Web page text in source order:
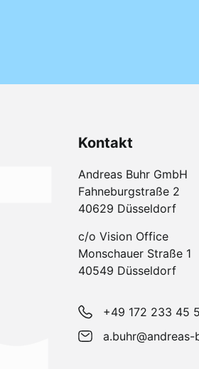
Kontakt
Andreas Buhr GmbH
Fahneburgstraße 2
40629 Düsseldorf
c/o Vision Office
Monschauer Straße 1
40549 Düsseldorf
+49 172 233 45
a.buhr@andreas-